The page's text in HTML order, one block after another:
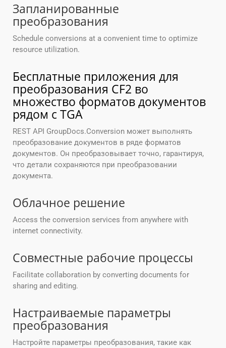
Запланированные
преобразования
Schedule conversions at a convenient time to optimize
resource utilization.
Бесплатные приложения для
преобразования CF2 во
множество форматов документов
рядом с TGA
REST API GroupDocs.Conversion может выполнять
преобразование документов в ряде форматов
документов. Он преобразовывает точно, гарантируя,
что детали сохраняются при преобразовании
документа.
Облачное решение
Access the conversion services from anywhere with
internet connectivity.
Совместные рабочие процессы
Facilitate collaboration by converting documents for
sharing and editing.
Настраиваемые параметры
преобразования
Настройте параметры преобразования, такие как